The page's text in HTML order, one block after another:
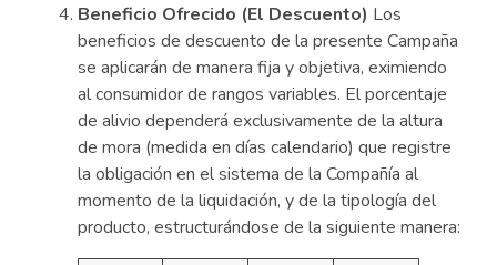
Beneficio Ofrecido (El Descuento) Los
beneficios de descuento de la presente Campaña
se aplicarán de manera fija y objetiva, eximiendo
al consumidor de rangos variables. El porcentaje
de alivio dependerá exclusivamente de la altura
de mora (medida en días calendario) que registre
la obligación en el sistema de la Compañía al
momento de la liquidación, y de la tipología del
producto, estructurándose de la siguiente manera: